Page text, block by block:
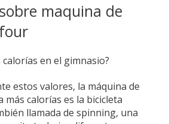
maquina de
calorías en el gimnasio?
estos valores, la máquina de
más calorías es la bicicleta
llamada de spinning, una